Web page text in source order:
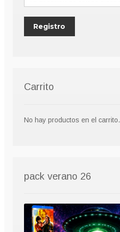
Carrito
No hay productos en el carrito.
pack verano 26